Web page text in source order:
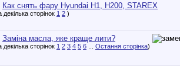
Как снять фару Hyundai H1, H200, STAREX
1 2 )
Заміна масла, яке краще лити?
1 2 3 4 5 6 Остання сторінка)